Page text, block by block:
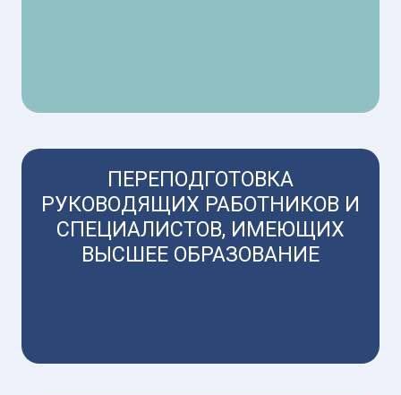
ПЕРЕПОДГОТОВКА
РУКОВОДЯЩИХ РАБОТНИКОВ И
СПЕЦИАЛИСТОВ, ИМЕЮЩИХ
ВЫСШЕЕ ОБРАЗОВАНИЕ